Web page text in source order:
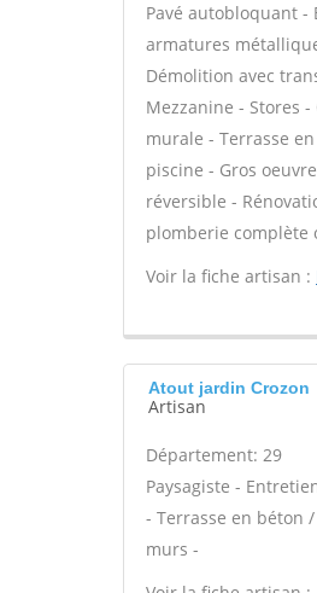
Pavé autobloquant
armatures
Démolition avec
Mezzanine - Stores
murale - Terrasse
piscine - Gros
réversible -
plomberie complète
Voir la fiche artisan :
Atout jardin Crozon
Artisan
Département: 29
Paysagiste -
- Terrasse en béton
murs -